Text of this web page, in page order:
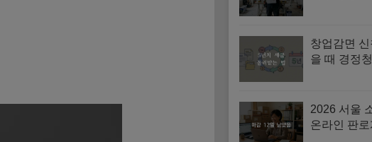
창업감면
을 때 경정
2026 서울
온라인 판